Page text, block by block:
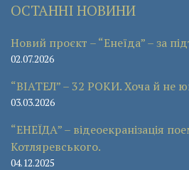
ОСТАННІ НОВИНИ
Новий проєкт – “Енеїда” – за
02.07.2026
“ВІАТЕЛ” – 32 РОКИ. Хоча й не
03.03.2026
“ЕНЕЇДА” – відеоекранізація
Котляревського.
04.12.2025